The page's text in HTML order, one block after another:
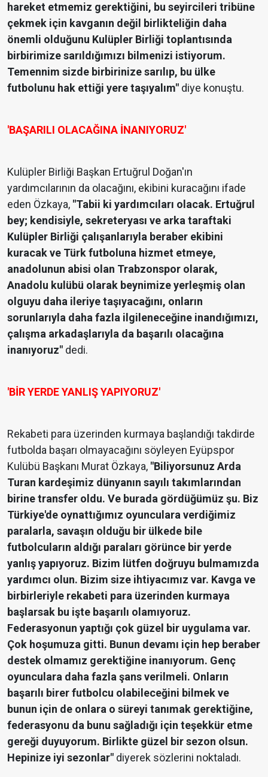
hareket etmemiz gerektiğini, bu seyircileri tribüne
çekmek için kavganın değil birlikteliğin daha
önemli olduğunu Kulüpler Birliği toplantısında
birbirimize sarıldığımızı bilmenizi istiyorum.
Temennim sizde birbirinize sarılıp, bu ülke
futbolunu hak ettiği yere taşıyalım" diye konuştu.
'BAŞARILI OLACAĞINA İNANIYORUZ'
Kulüpler Birliği Başkan Ertuğrul Doğan'ın
yardımcılarının da olacağını, ekibini kuracağını ifade
eden Özkaya, "Tabii ki yardımcıları olacak. Ertuğrul
bey; kendisiyle, sekreteryası ve arka taraftaki
Kulüpler Birliği çalışanlarıyla beraber ekibini
kuracak ve Türk futboluna hizmet etmeye,
anadolunun abisi olan Trabzonspor olarak,
Anadolu kulübü olarak beynimize yerleşmiş olan
olguyu daha ileriye taşıyacağını, onların
sorunlarıyla daha fazla ilgileneceğine inandığımızı,
çalışma arkadaşlarıyla da başarılı olacağına
inanıyoruz" dedi.
'BİR YERDE YANLIŞ YAPIYORUZ'
Rekabeti para üzerinden kurmaya başlandığı takdirde
futbolda başarı olmayacağını söyleyen Eyüpspor
Kulübü Başkanı Murat Özkaya, "Biliyorsunuz Arda
Turan kardeşimiz dünyanın sayılı takımlarından
birine transfer oldu. Ve burada gördüğümüz şu. Biz
Türkiye'de oynattığımız oyunculara verdiğimiz
paralarla, savaşın olduğu bir ülkede bile
futbolcuların aldığı paraları görünce bir yerde
yanlış yapıyoruz. Bizim lütfen doğruyu bulmamızda
yardımcı olun. Bizim size ihtiyacımız var. Kavga ve
birbirleriyle rekabeti para üzerinden kurmaya
başlarsak bu işte başarılı olamıyoruz.
Federasyonun yaptığı çok güzel bir uygulama var.
Çok hoşumuza gitti. Bunun devamı için hep beraber
destek olmamız gerektiğine inanıyorum. Genç
oyunculara daha fazla şans verilmeli. Onların
başarılı birer futbolcu olabileceğini bilmek ve
bunun için de onlara o süreyi tanımak gerektiğine,
federasyonu da bunu sağladığı için teşekkür etme
gereği duyuyorum. Birlikte güzel bir sezon olsun.
Hepinize iyi sezonlar" diyerek sözlerini noktaladı.